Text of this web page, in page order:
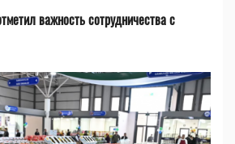
важность сотрудничества с